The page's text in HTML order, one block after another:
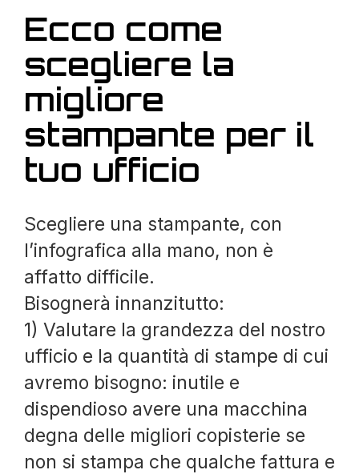
Ecco come
scegliere la
migliore
stampante per il
tuo ufficio
Scegliere una stampante, con
l’infografica alla mano, non è
affatto difficile.
Bisognerà innanzitutto:
1) Valutare la grandezza del nostro
ufficio e la quantità di stampe di cui
avremo bisogno: inutile e
dispendioso avere una macchina
degna delle migliori copisterie se
non si stampa che qualche fattura e